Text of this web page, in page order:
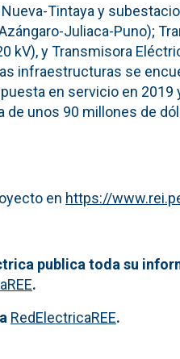
Tintaya y
Juliaca-Puno);
kV), y Transmisora
infraestructuras se
en servicio en 2019
unos 90 millones de
en https://
publica toda su
.
RedElectricaREE.